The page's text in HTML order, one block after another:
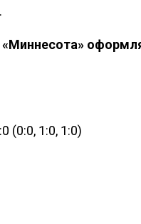
(0:0, 1:0, 1:0)